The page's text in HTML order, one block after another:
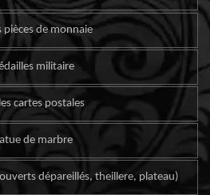
pièces de monnaie
militaire
cartes postales
de marbre
dépareillés, theillere, plateau)